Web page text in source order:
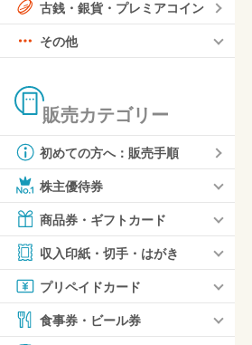
古銭・銀貨・プレミアコイン
その他
販売カテゴリー
初めての方へ：販売手順
株主優待券
商品券・ギフトカード
収入印紙・切手・はがき
プリペイドカード
食事券・ビール券